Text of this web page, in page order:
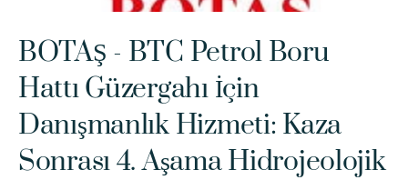
BOTAŞ - BTC Petrol Boru
Hattı Güzergahı İçin
Danışmanlık Hizmeti: Kaza
Sonrası 4. Aşama Hidrojeolojik